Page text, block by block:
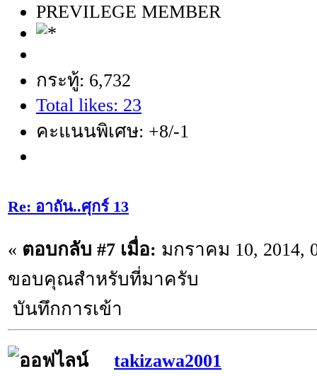
PREVILEGE MEMBER
กระทู้: 6,732
Total likes: 23
คะแนนพิเศษ: +8/-1
Re: อาถัน..ศุกร์ 13
« ตอบกลับ #7 เมื่อ: มกราคม 10, 2014,
ขอบคุณสำหรับที่มาครับ
บันทึกการเข้า
takizawa2001